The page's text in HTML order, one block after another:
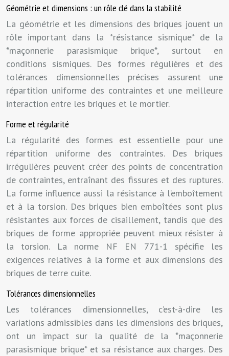
Géométrie et dimensions : un rôle clé dans la stabilité
La géométrie et les dimensions des briques jouent un
rôle important dans la *résistance sismique* de la
*maçonnerie parasismique brique*, surtout en
conditions sismiques. Des formes régulières et des
tolérances dimensionnelles précises assurent une
répartition uniforme des contraintes et une meilleure
interaction entre les briques et le mortier.
Forme et régularité
La régularité des formes est essentielle pour une
répartition uniforme des contraintes. Des briques
irrégulières peuvent créer des points de concentration
de contraintes, entraînant des fissures et des ruptures.
La forme influence aussi la résistance à l’emboîtement
et à la torsion. Des briques bien emboîtées sont plus
résistantes aux forces de cisaillement, tandis que des
briques de forme appropriée peuvent mieux résister à
la torsion. La norme NF EN 771-1 spécifie les
exigences relatives à la forme et aux dimensions des
briques de terre cuite.
Tolérances dimensionnelles
Les tolérances dimensionnelles, c’est-à-dire les
variations admissibles dans les dimensions des briques,
ont un impact sur la qualité de la *maçonnerie
parasismique brique* et sa résistance aux charges. Des